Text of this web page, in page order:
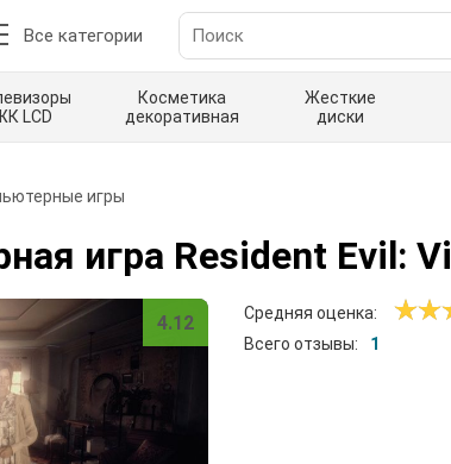
Все категории
LCD
Косметика
декоративная
Жесткие
диски
игры
игра Resident Evil:
4.12
Средняя оценка:
Всего отзывы:
1